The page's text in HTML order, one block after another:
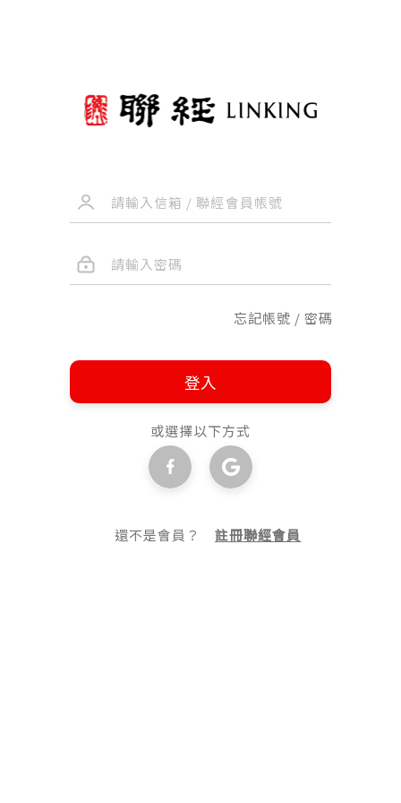
忘記帳號 / 密碼
登入
或選擇以下方式
還不是會員？註冊聯經會員